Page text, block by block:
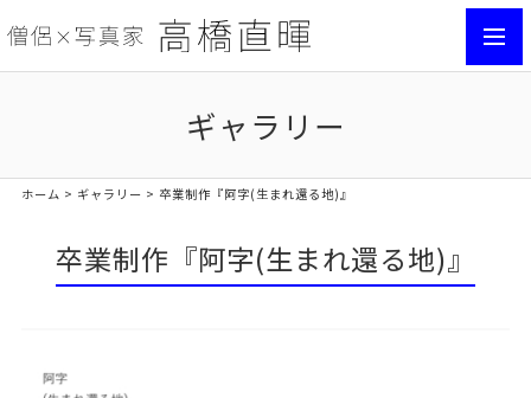
ギャラリー
ホーム > ギャラリー > 卒業制作『阿字(生まれ還る地)』
卒業制作『阿字(生まれ還る地)』